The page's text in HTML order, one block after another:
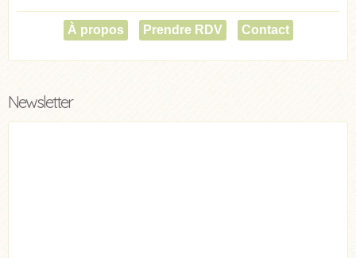
À propos Prendre RDV Contact
Newsletter